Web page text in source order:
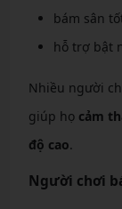
bám sân
hỗ trợ bật
Nhiều người
giúp họ cảm
độ cao.
Người chơi